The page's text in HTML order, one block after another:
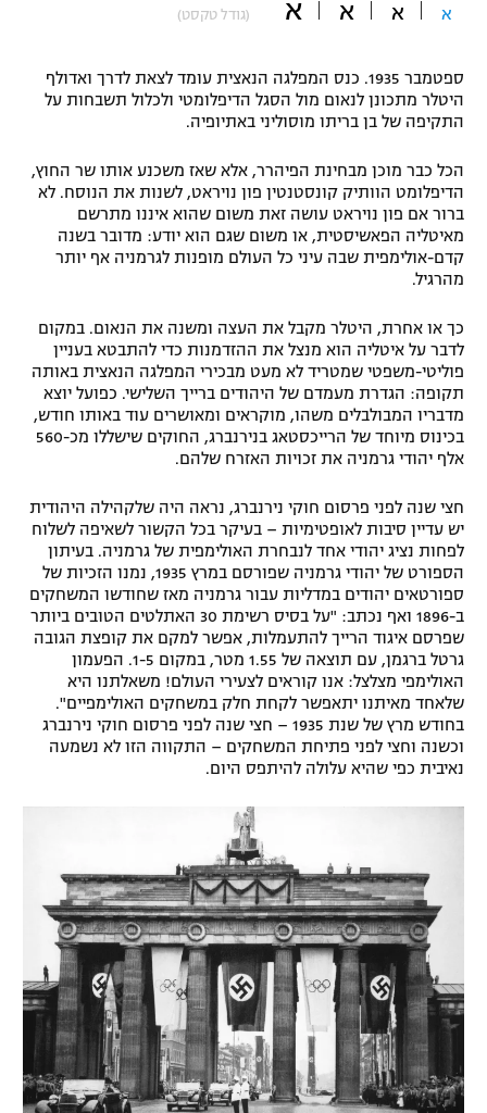
משתתפים וזוכים בפרסים
תקנון משתתפים וזוכים בפרסים
תקנון עבור פעילות אלקטרה
תקנון עבור פעילות ספורט 1 – "מרלן"
טניס
גיימינג E-Sports
תנאי שימוש
מדיניות פרטיות
תקנון פעילות ספורט 1
רשיון להקרנה פומבית לבית עסק
הצטרפות לחבילת הערוצים
לוח דרושים – ג'ובנט
תגיות
המגזין
ספורט מוטורי
פוטבול אמריקאי NFL
בייסבול MLB
אומנויות לחימה
גיימינג E-Sports
א א א א (גודל טקסט)
ספטמבר 1935. כנס המפלגה הנאצית עומד לצאת לדרך ואדולף
היטלר מתכונן לנאום מול הסגל הדיפלומטי ולכלול תשבחות על
התקיפה של בן בריתו מוסוליני באתיופיה.
הכל כבר מוכן מבחינת הפיהרר, אלא שאז משכנע אותו שר החוץ,
הדיפלומט הוותיק קונסטנטין פון נויראט, לשנות את הנוסח. לא
ברור אם פון נויראט עושה זאת משום שהוא איננו מתרשם
מאיטליה הפאשיסטית, או משום שגם הוא יודע: מדובר בשנה
קדם-אולימפית שבה עיני כל העולם מופנות לגרמניה אף יותר
מהרגיל.
כך או אחרת, היטלר מקבל את העצה ומשנה את הנאום. במקום
לדבר על איטליה הוא מנצל את ההזדמנות כדי להתבטא בעניין
פוליטי-משפטי שמטריד לא מעט מבכירי המפלגה הנאצית באותה
תקופה: הגדרת מעמדם של היהודים ברייך השלישי. כפועל יוצא
מדבריו המבולבלים משהו, מוקראים ומאושרים עוד באותו חודש,
בכינוס מיוחד של הרייכסטאג בנירנברג, החוקים שישללו מכ-560
אלף יהודי גרמניה את זכויות האזרח שלהם.
חצי שנה לפני פרסום חוקי נירנברג, נראה היה שלקהילה היהודית
יש עדיין סיבות לאופטימיות – בעיקר בכל הקשור לשאיפה לשלוח
לפחות נציג יהודי אחד לנבחרת האולימפית של גרמניה. בעיתון
הספורט של יהודי גרמניה שפורסם במרץ 1935, נמנו הזכיות של
ספורטאים יהודים במדליות עבור גרמניה מאז שחודשו המשחקים
ב-1896 ואף נכתב: "על בסיס רשימת 30 האתלטים הטובים ביותר
שפרסם איגוד הרייך להתעמלות, אפשר למקם את קופצת הגובה
גרטל ברגמן, עם תוצאה של 1.55 מטר, במקום 1-5. הפעמון
האולימפי מצלצל: אנו קוראים לצעירי העולם! משאלתנו היא
שלאחד מאיתנו יתאפשר לקחת חלק במשחקים האולימפיים".
בחודש מרץ של שנת 1935 – חצי שנה לפני פרסום חוקי נירנברג
וכשנה וחצי לפני פתיחת המשחקים – התקווה הזו לא נשמעה
נאיבית כפי שהיא עלולה להיתפס היום.